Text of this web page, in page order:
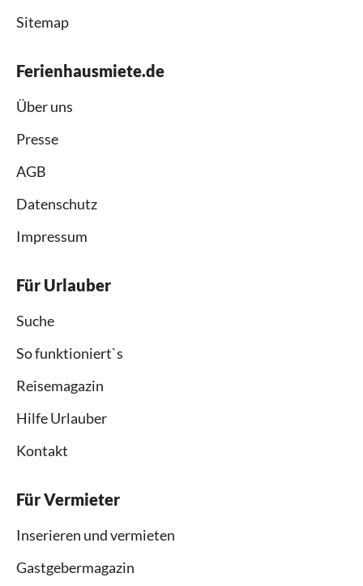
Sitemap
Ferienhausmiete.de
Über uns
Presse
AGB
Datenschutz
Impressum
Für Urlauber
Suche
So funktioniert`s
Reisemagazin
Hilfe Urlauber
Kontakt
Für Vermieter
Inserieren und vermieten
Gastgebermagazin